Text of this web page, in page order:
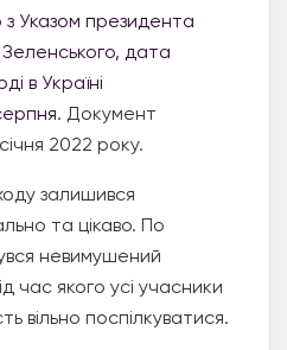
з Указом президента
дата
в Україні
. Документ
2022 року.
залишився
та цікаво. По
невимушений
час якого усі учасники
вільно поспілкуватися.